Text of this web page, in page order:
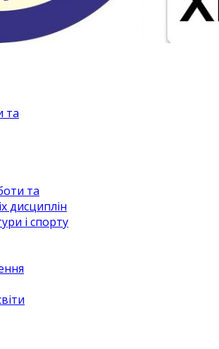
та
та
дисциплін
і спорту